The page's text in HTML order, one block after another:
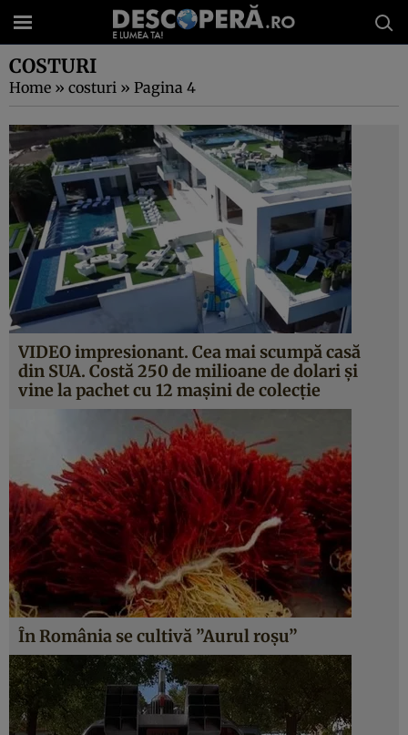
COSTURI
Home » costuri » Pagina 4
VIDEO impresionant. Cea mai scumpă casă
din SUA. Costă 250 de milioane de dolari şi
vine la pachet cu 12 maşini de colecţie
În România se cultivă ”Aurul roşu”